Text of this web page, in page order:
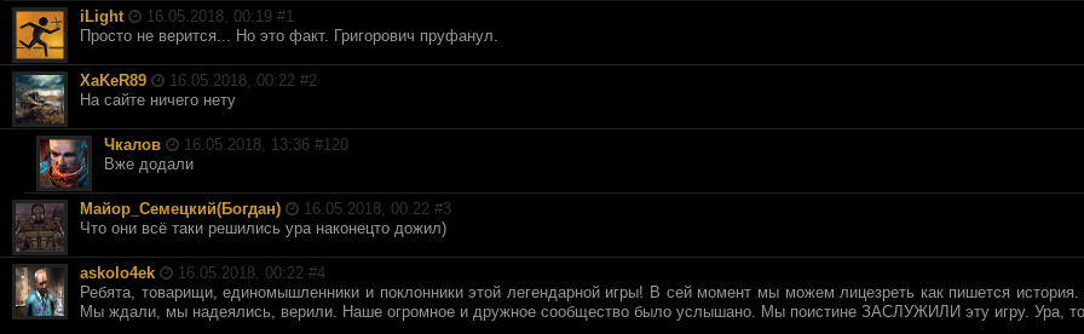
iLight
16.05.2018, 00:19 #1
Просто не верится... Но это факт. Григорович пруфанул.
XaKeR89 16.05.2018, 00:22 #2
На сайте ничего нету
Чкалов 16.05.2018, 13:36 #120
Вже додали
Майор_Семецкий(Богдан) 16.05.2018, 00:22 #3
Что они всё таки решились ура наконецто дожил)
askolo4ek 16.05.2018, 00:22 #4
Ребята, товарищи, единомышленники и поклонники этой легендарной игры! В сей момент мы можем лицезреть как пишется
Мы ждали, мы надеялись, верили. Наше огромное и дружное сообщество было услышано. Мы поистине ЗАСЛУЖИЛИ эту игру. Ура,